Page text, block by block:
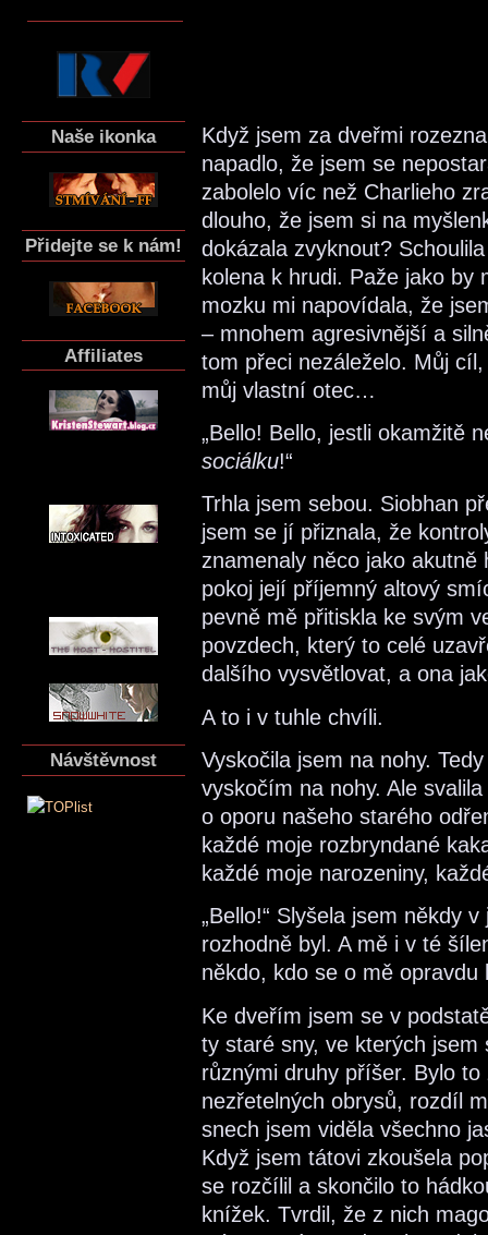
Naše ikonka
Přidejte se k nám!
Affiliates
Návštěvnost
Když jsem za dveřmi
napadlo, že jsem se
zabolelo víc než Charlieho
dlouho, že jsem si na
dokázala zvyknout?
kolena k hrudi. Paže jako by
mozku mi napovídala, že
– mnohem agresivnější a
tom přeci nezáleželo. Můj
můj vlastní otec…
„Bello! Bello, jestli okamžitě
sociálku!“
Trhla jsem sebou. Siobhan
jsem se jí přiznala, že
znamenaly něco jako
pokoj její příjemný altový
pevně mě přitiskla ke svým
povzdech, který to celé
dalšího vysvětlovat, a ona
A to i v tuhle chvíli.
Vyskočila jsem na nohy.
vyskočím na nohy. Ale
o oporu našeho starého
každé moje rozbryndané
každé moje narozeniny,
„Bello!“ Slyšela jsem někdy
rozhodně byl. A mě i v té
někdo, kdo se o mě
Ke dveřím jsem se v
ty staré sny, ve kterých
různými druhy příšer. Bylo
nezřetelných obrysů, rozdíl
snech jsem viděla všechno
Když jsem tátovi zkoušela
se rozčílil a skončilo to
knížek. Tvrdil, že z nich